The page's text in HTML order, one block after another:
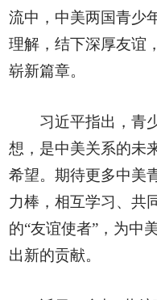
流中，中美两国青少
理解，结下深厚友谊
崭新篇章。
习近平指出，青
想，是中美关系的未
希望。期待更多中美
力棒，相互学习、共
的“友谊使者”，为中
出新的贡献。